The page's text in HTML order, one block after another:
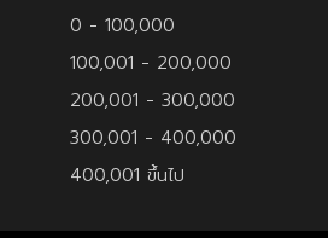
0 - 100,000
100,001 - 200,000
200,001 - 300,000
300,001 - 400,000
400,001 ขึ้นไป